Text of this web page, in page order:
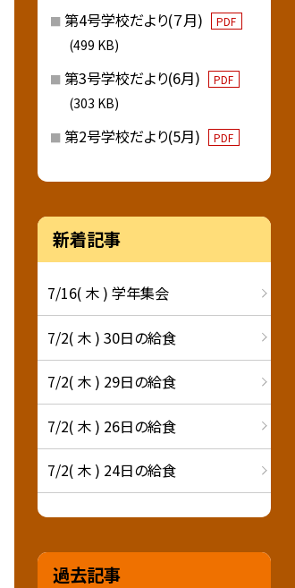
第4号学校だより(７月) PDF
(499 KB)
第3号学校だより(6月) PDF
(303 KB)
第2号学校だより(5月) PDF
新着記事
7/16( 木 ) 学年集会
7/2( 木 ) 30日の給食
7/2( 木 ) 29日の給食
7/2( 木 ) 26日の給食
7/2( 木 ) 24日の給食
過去記事